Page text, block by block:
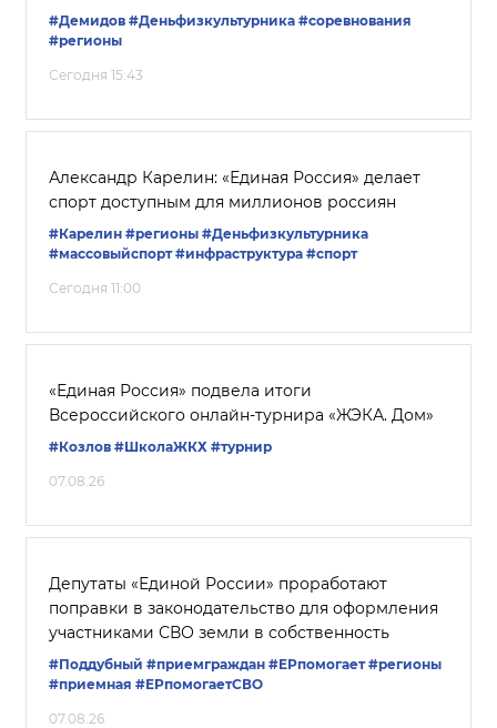
#Демидов #Деньфизкультурника #соревнования
#регионы
Сегодня 15:43
Александр Карелин: «Единая Россия» делает
спорт доступным для миллионов россиян
#Карелин #регионы #Деньфизкультурника
#массовыйспорт #инфраструктура #спорт
Сегодня 11:00
«Единая Россия» подвела итоги
Всероссийского онлайн-турнира «ЖЭКА. Дом»
#Козлов #ШколаЖКХ #турнир
07.08.26
Депутаты «Единой России» проработают
поправки в законодательство для оформления
участниками СВО земли в собственность
#Поддубный #приемграждан #ЕРпомогает #регионы
#приемная #ЕРпомогаетСВО
07.08.26